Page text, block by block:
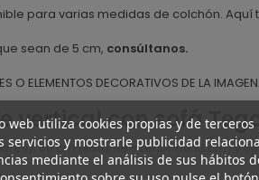
para varias medidas de colchón. Aquí
sean de 5 cm, consúltanos.
O ELEMENTOS DECORATIVOS DE LA IMAGEN.
vertical con sofá
50 cm (estante interior de 13 cm) y
web utiliza cookies propias y de
servicios y mostrarle publicidad
mediante el análisis de sus hábitos